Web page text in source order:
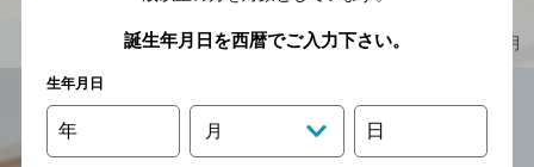
第36回 2017年12月
誕生年月日を西暦でご入力下さい。
生年月日
年 月 日